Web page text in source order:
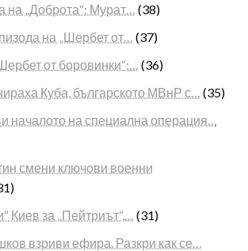
на „Доброта“: Мурат… (38)
на „Шербет от… (37)
от боровинки“:… (36)
Куба, българското МВнР с… (35)
началото на специална операция…
смени ключови военни
Киев за „Пейтриът“,… (31)
взриви ефира. Разкри как се…